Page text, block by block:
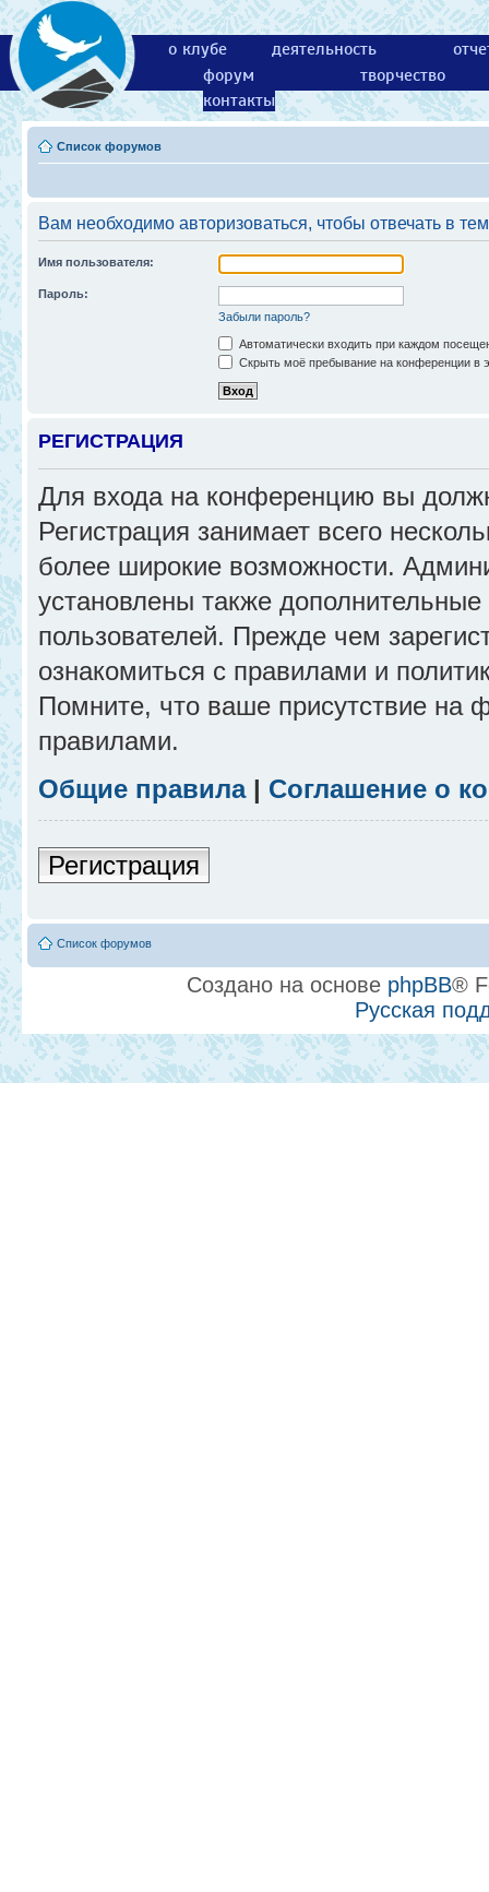
о клубе деятельность
форум
творчество
контакты
Список форумов
Вам необходимо авторизоваться, чтобы отвечать в
Имя пользователя:
Пароль:
Забыли пароль?
Автоматически входить при каждом
Скрыть моё пребывание на конференции в
РЕГИСТРАЦИЯ
Для входа на конференцию вы
Регистрация занимает всего
более широкие возможности.
установлены также
пользователей. Прежде чем
ознакомиться с правилами и
Помните, что ваше присутствие на
правилами.
Общие правила| Соглашение о
Регистрация
Список форумов
Создано на основе phpBB®
Русская